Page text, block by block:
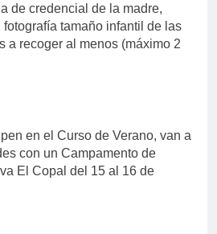
de credencial de la madre,
fotografía tamaño infantil de las
a recoger al menos (máximo 2
en el Curso de Verano, van a
con un Campamento de
El Copal del 15 al 16 de